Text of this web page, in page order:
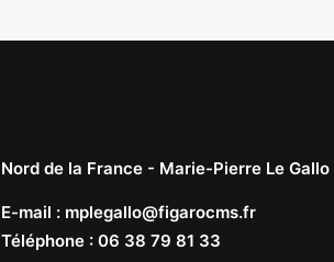
Nord de la France - Marie-Pierre Le Gallo
E-mail : mplegallo@figarocms.fr
Téléphone : 06 38 79 81 33